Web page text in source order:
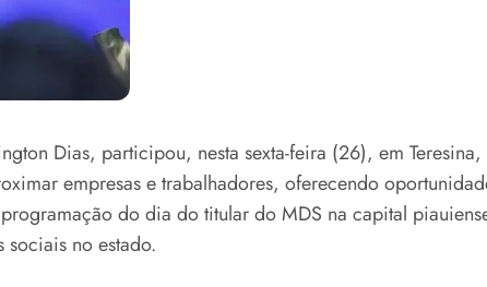
Dias, participou, nesta sexta-feira (26), em
empresas e trabalhadores, oferecendo
do dia do titular do MDS na capital
no estado.